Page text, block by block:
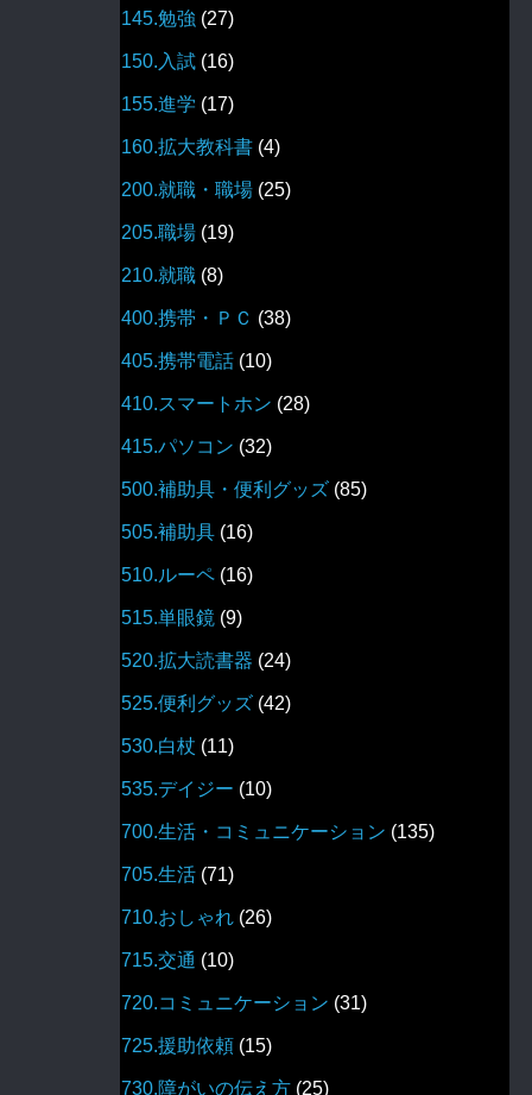
145.勉強 (27)
150.入試 (16)
155.進学 (17)
160.拡大教科書 (4)
200.就職・職場 (25)
205.職場 (19)
210.就職 (8)
400.携帯・ＰＣ (38)
405.携帯電話 (10)
410.スマートホン (28)
415.パソコン (32)
500.補助具・便利グッズ (85)
505.補助具 (16)
510.ルーペ (16)
515.単眼鏡 (9)
520.拡大読書器 (24)
525.便利グッズ (42)
530.白杖 (11)
535.デイジー (10)
700.生活・コミュニケーション (135)
705.生活 (71)
710.おしゃれ (26)
715.交通 (10)
720.コミュニケーション (31)
725.援助依頼 (15)
730.障がいの伝え方 (25)